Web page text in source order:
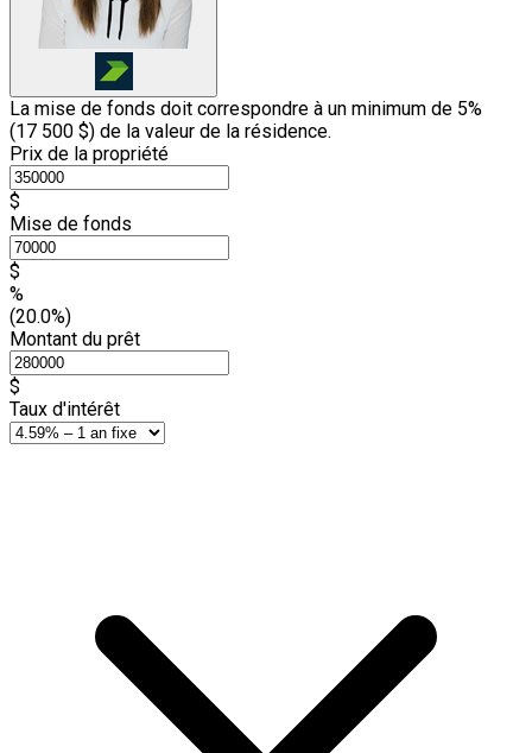
La mise de fonds doit correspondre à un minimum de 5%
(17 500 $) de la valeur de la résidence.
Prix de la propriété
$
Mise de fonds
$
%
(20.0%)
Montant du prêt
$
Taux d'intérêt